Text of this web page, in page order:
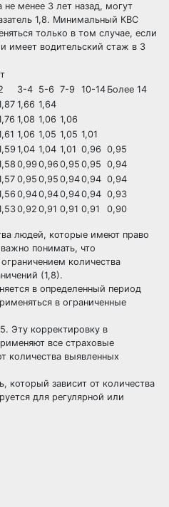
не менее 3 лет назад, могут
1,8. Минимальный КВС
только в том случае, если
имеет водительский стаж в 3
3-4 5-6 7-9 10-14 Более 14
1,66 1,64
1,08 1,06 1,06
1,06 1,05 1,05 1,01
1,04 1,04 1,01 0,96 0,95
0,99 0,96 0,95 0,95 0,94
0,95 0,95 0,940,94 0,94
0,940,940,940,94 0,93
0,92 0,91 0,91 0,91 0,90
людей, которые имеют право
понимать, что
количества
(1,8).
в определенный период
в ограниченные
Эту корректировку в
все страховые
количества выявленных
который зависит от количества
для регулярной или